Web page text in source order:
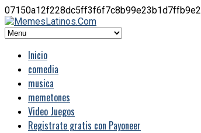
07150a12f228dc5ff3f6f7c8b99e23b1d7ffb9e2
Inicio
comedia
musica
memetones
Video Juegos
Registrate gratis con Payoneer